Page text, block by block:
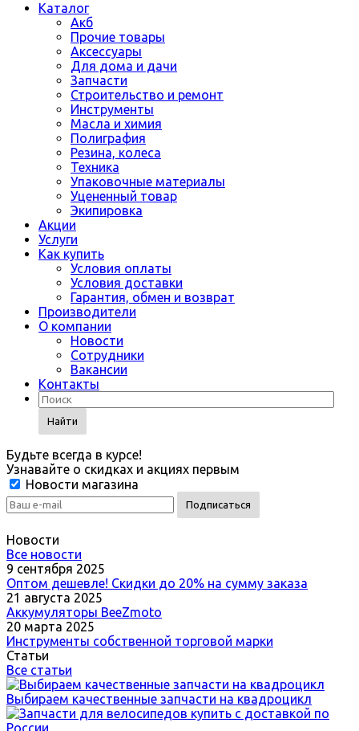
Каталог
Акб
Прочие товары
Аксессуары
Для дома и дачи
Запчасти
Строительство и ремонт
Инструменты
Масла и химия
Полиграфия
Резина, колеса
Техника
Упаковочные материалы
Уцененный товар
Экипировка
Акции
Услуги
Как купить
Условия оплаты
Условия доставки
Гарантия, обмен и возврат
Производители
О компании
Новости
Сотрудники
Вакансии
Контакты
Найти
Будьте всегда в курсе!
Узнавайте о скидках и акциях первым
Новости магазина
Новости
Все новости
9 сентября 2025
Оптом дешевле! Скидки до 20% на сумму заказа
21 августа 2025
Аккумуляторы BeeZmoto
20 марта 2025
Инструменты собственной торговой марки
Статьи
Все статьи
Выбираем качественные запчасти на квадроцикл